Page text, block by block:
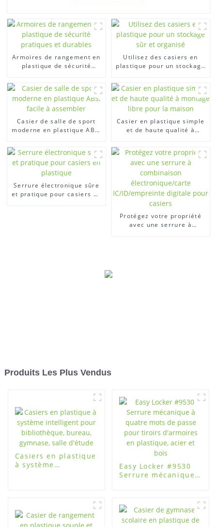
Armoires de rangement en
plastique de sécurité
Utilisez des casiers en
plastique pour un stockage
Casier de salle de sport
moderne en plastique ABS,
Casier en plastique simple
et de haute qualité à
Serrure électronique sûre
et pratique pour casiers en
Protégez votre propriété
avec une serrure à
Produits Les Plus Vendus
Casiers en plastique
à système
Easy Locker #9530
Serrure mécanique
plastique, acier et
bois